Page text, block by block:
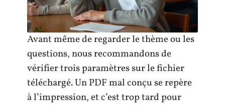
Avant même de regarder le thème ou les
questions, nous recommandons de
vérifier trois paramètres sur le fichier
téléchargé. Un PDF mal conçu se repère
à l’impression, et c’est trop tard pour